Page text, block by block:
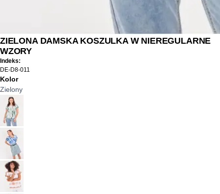
ZIELONA DAMSKA KOSZULKA W NIEREGULARNE
WZORY
Indeks:
DE-D8-011
Kolor
Zielony